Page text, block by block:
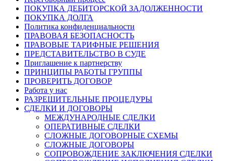
ПОКУПКА ДЕБИТОРСКОЙ ЗАДОЛЖЕННОСТИ
ПОКУПКА ДОЛГА
Политика конфиденциальности
ПРАВОВАЯ БЕЗОПАСНОСТЬ
ПРАВОВЫЕ ТАРИФНЫЕ РЕШЕНИЯ
ПРЕДСТАВИТЕЛЬСТВО В СУДЕ
Приглашение к партнерству
ПРИНЦИПЫ РАБОТЫ ГРУППЫ
ПРОВЕРИТЬ ДОГОВОР
Работа у нас
РАЗРЕШИТЕЛЬНЫЕ ПРОЦЕДУРЫ
СДЕЛКИ И ДОГОВОРЫ
МЕЖДУНАРОДНЫЕ СДЕЛКИ
ОПЕРАТИВНЫЕ СДЕЛКИ
СЛОЖНЫЕ ДОГОВОРНЫЕ СХЕМЫ
СЛОЖНЫЕ ДОГОВОРЫ
СОПРОВОЖДЕНИЕ ЗАКЛЮЧЕНИЯ СДЕЛКИ